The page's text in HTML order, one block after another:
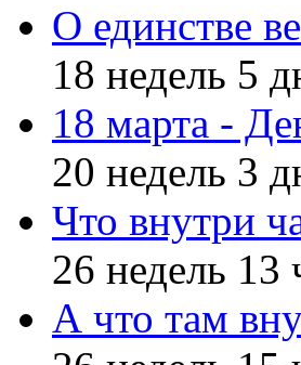
О единстве
18 недель 5
18 марта -
20 недель 3
Что внутри
26 недель 13
А что там